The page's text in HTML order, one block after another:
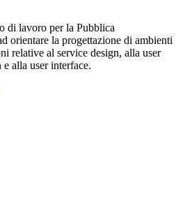
di lavoro per la Pubblica
orientare la progettazione di ambienti
relative al service design, alla user
e alla user interface.